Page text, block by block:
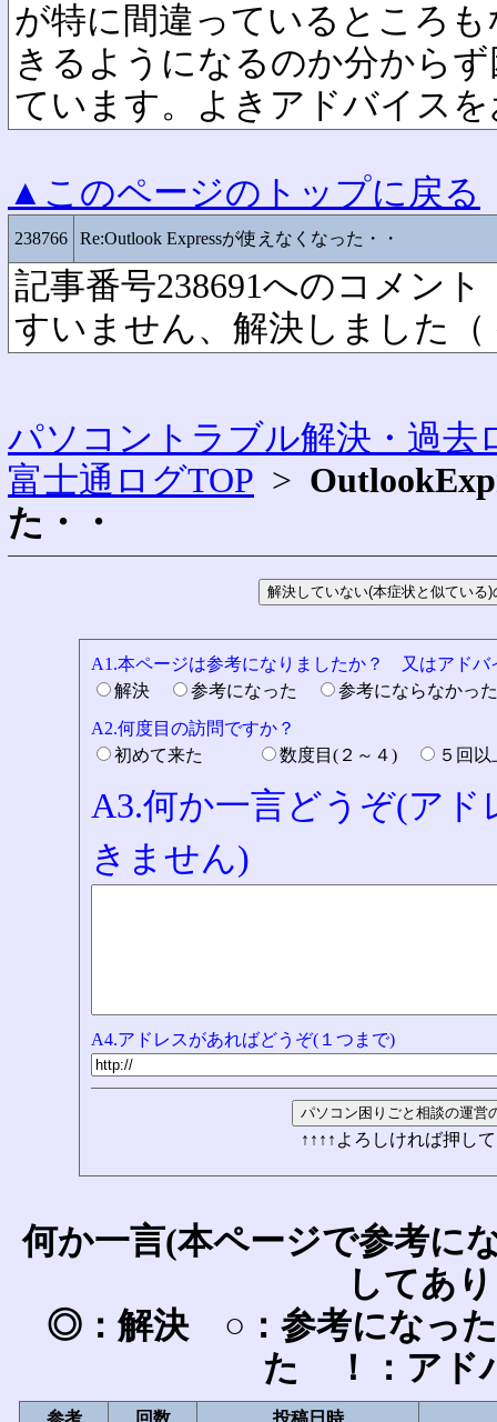
が特に間違っているところ
きるようになるのか分から
ています。よきアドバイス
▲このページのトップに戻る
238766 Re:Outlook Expressが使えなくなった・・
記事番号238691へのコメント
すいません、解決しました（
パソコントラブル解決・過去
富士通ログTOP >
た・・
A1.本ページは参考になりましたか？ 又はアドバ
解決
参考になった
参考にならなか
A2.何度目の訪問ですか？
初めて来た
数度目(２～４) ５回
A3.何か一言どうぞ(ア
きません)
A4.アドレスがあればどうぞ(１つまで)
↑↑↑↑よろしければ押し
何か一言(本ページで参考に
してあ
◎：解決 ○：参考になっ
た ！：アド
参考 回数 投稿日時